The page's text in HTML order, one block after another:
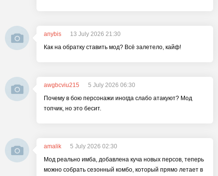
anybis
13 July 2026 21:30
Как на обратку ставить мод? Всё залетело, кайф!
awgbcviu215
5 July 2026 06:30
Почему в бою персонажи иногда слабо атакуют? Мод
топчик, но это бесит.
amalik
5 July 2026 02:30
Мод реально имба, добавлена куча новых персов, теперь
можно собрать сезонный комбо, который прямо летает в